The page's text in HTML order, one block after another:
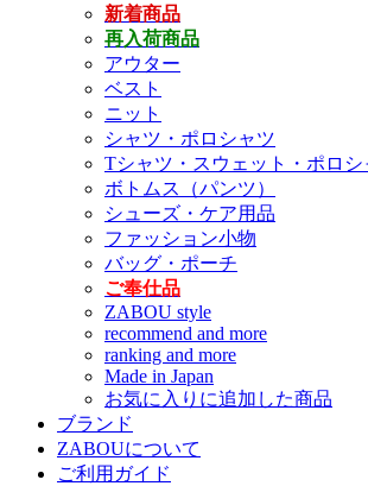
新着商品
再入荷商品
アウター
ベスト
ニット
シャツ・ポロシャツ
Tシャツ・スウェット・ポロシ
ボトムス（パンツ）
シューズ・ケア用品
ファッション小物
バッグ・ポーチ
ご奉仕品
ZABOU style
recommend and more
ranking and more
Made in Japan
お気に入りに追加した商品
ブランド
ZABOUについて
ご利用ガイド